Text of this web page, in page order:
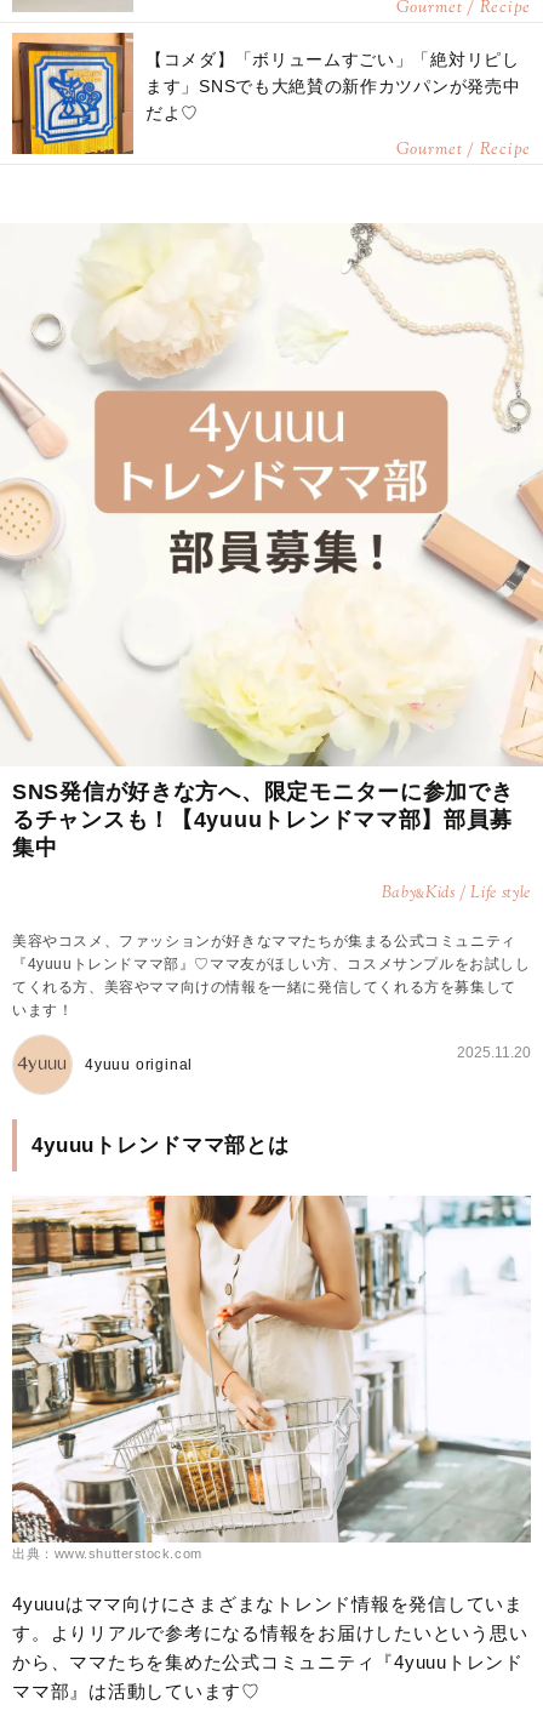
Gourmet / Recipe
【コメダ】「ボリュームすごい」「絶対リピし
ます」SNSでも大絶賛の新作カツパンが発売中
だよ♡
Gourmet / Recipe
SNS発信が好きな方へ、限定モニターに参加でき
るチャンスも！【4yuuuトレンドママ部】部員募
集中
Baby&Kids / Life style
美容やコスメ、ファッションが好きなママたちが集まる公式コミュニティ
『4yuuuトレンドママ部』♡ママ友がほしい方、コスメサンプルをお試しし
てくれる方、美容やママ向けの情報を一緒に発信してくれる方を募集して
います！
4yuuu original
2025.11.20
4yuuuトレンドママ部とは
出典：www.shutterstock.com
4yuuuはママ向けにさまざまなトレンド情報を発信していま
す。よりリアルで参考になる情報をお届けしたいという思い
から、ママたちを集めた公式コミュニティ『4yuuuトレンド
ママ部』は活動しています♡